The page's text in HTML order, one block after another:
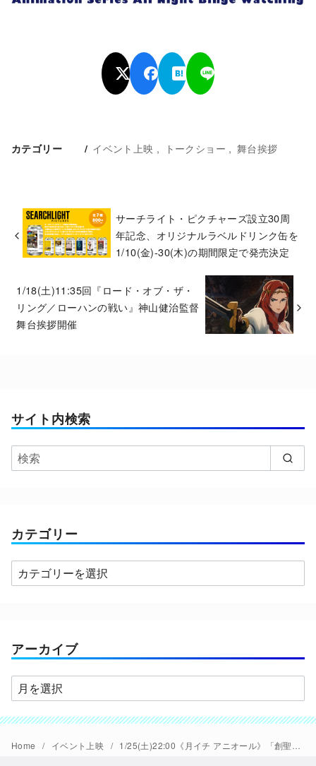
カテゴリー イベント上映 トークショー 舞台挨拶
サーチライト・ピクチャーズ設立30周
年記念、オリジナルラベルドリンク缶を
1/10(金)-30(木)の期間限定で発売決定
1/18(土)11:35回『ロード・オブ・ザ・
リング／ローハンの戦い』神山健治監督
舞台挨拶開催
サイト内検索
カテゴリー
カ
テ
ー
アーカイブ
ア
ー
カ
イ
Home イベント上映 1/25(土)22:00《月イチ アニオール》「創聖のアクエリオン」14-26話にて河森正治監督による舞台挨拶開催決定